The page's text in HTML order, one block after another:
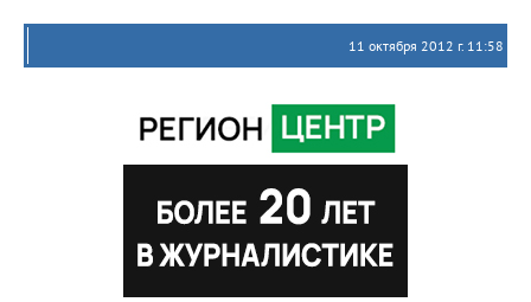
11 октября 2012 г. 11:58